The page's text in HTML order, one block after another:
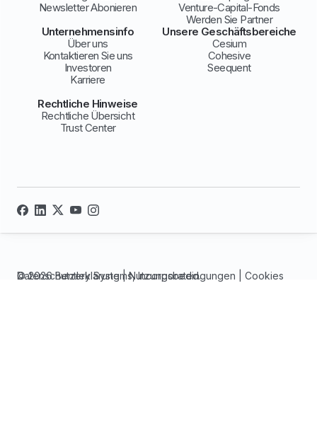
Newsletter Abonieren
Venture-Capital-Fonds
Werden Sie Partner
Unternehmensinfo
Über uns
Kontaktieren Sie uns
Investoren
Karriere
Unsere Geschäftsbereiche
Cesium
Cohesive
Seequent
Rechtliche Hinweise
Rechtliche Übersicht
Trust Center
© 2026 Bentley Systems, Incorporated.
Datenschutzerklärung|Nutzungsbedingungen Cookies